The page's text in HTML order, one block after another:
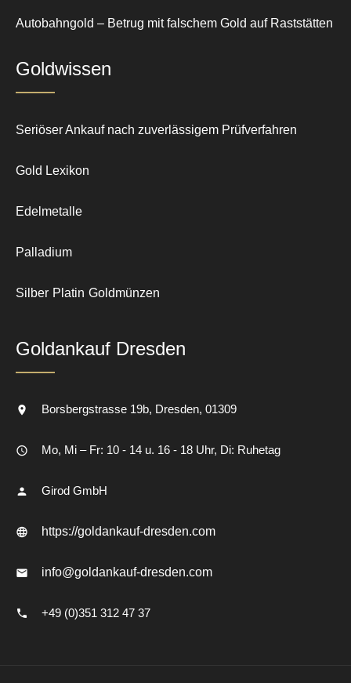
Autobahngold – Betrug mit falschem Gold auf Raststätten
Goldwissen
Seriöser Ankauf nach zuverlässigem Prüfverfahren
Gold Lexikon
Edelmetalle
Palladium
Silber Platin Goldmünzen
Goldankauf Dresden
Borsbergstrasse 19b Dresden 01309
Mo, Mi – Fr: 10 - 14 u. 16 - 18 Uhr, Di: Ruhetag
Girod GmbH
https://goldankauf-dresden.com
info@goldankauf-dresden.com
+49 (0)351 312 47 37